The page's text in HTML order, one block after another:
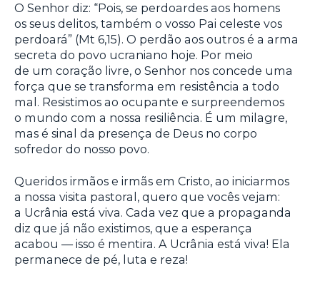
O Senhor diz: “Pois, se perdoardes aos homens
os seus delitos, também o vosso Pai celeste vos
perdoará” (Mt 6,15). O perdão aos outros é a arma
secreta do povo ucraniano hoje. Por meio
de um coração livre, o Senhor nos concede uma
força que se transforma em resistência a todo
mal. Resistimos ao ocupante e surpreendemos
o mundo com a nossa resiliência. É um milagre,
mas é sinal da presença de Deus no corpo
sofredor do nosso povo.
Queridos irmãos e irmãs em Cristo, ao iniciarmos
a nossa visita pastoral, quero que vocês vejam:
a Ucrânia está viva. Cada vez que a propaganda
diz que já não existimos, que a esperança
acabou — isso é mentira. A Ucrânia está viva! Ela
permanece de pé, luta e reza!